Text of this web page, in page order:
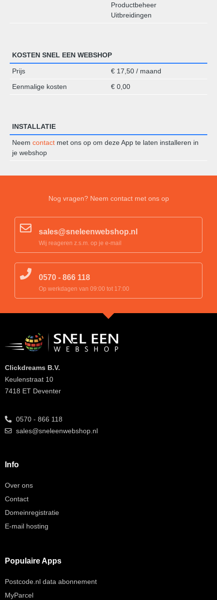
Productbeheer
Uitbreidingen
KOSTEN SNEL EEN WEBSHOP
Prijs
€ 17,50 / maand
Eenmalige kosten
€ 0,00
INSTALLATIE
Neem contact met ons op om deze App te laten installeren in
je webshop
Nog vragen? Neem contact met ons op
sales@sneleenwebshop.nl
Wij reageren z.s.m. op je e-mail
0570 - 866 118
Op werkdagen van 09:00 tot 17:00
Clickdreams B.V.
Keulenstraat 10
7418 ET Deventer
0570 - 866 118
sales@sneleenwebshop.nl
Info
Over ons
Contact
Domeinregistratie
E-mail hosting
Populaire Apps
Postcode.nl data abonnement
MyParcel